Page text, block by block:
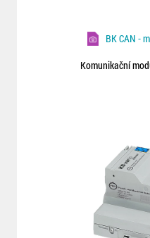
BK CAN -
Komunikační